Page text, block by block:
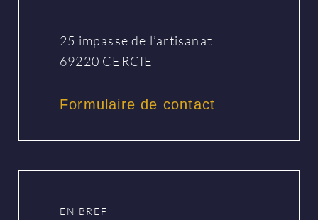
25 impasse de l’artisanat
69220 CERCIE
Formulaire de contact
EN BREF